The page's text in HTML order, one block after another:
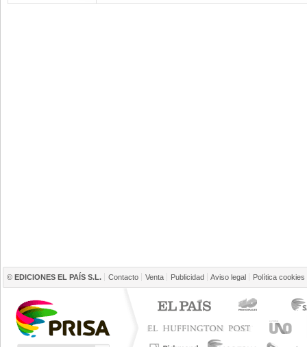
© EDICIONES EL PAÍS S.L. Contacto Venta Publicidad Aviso legal Política cookies